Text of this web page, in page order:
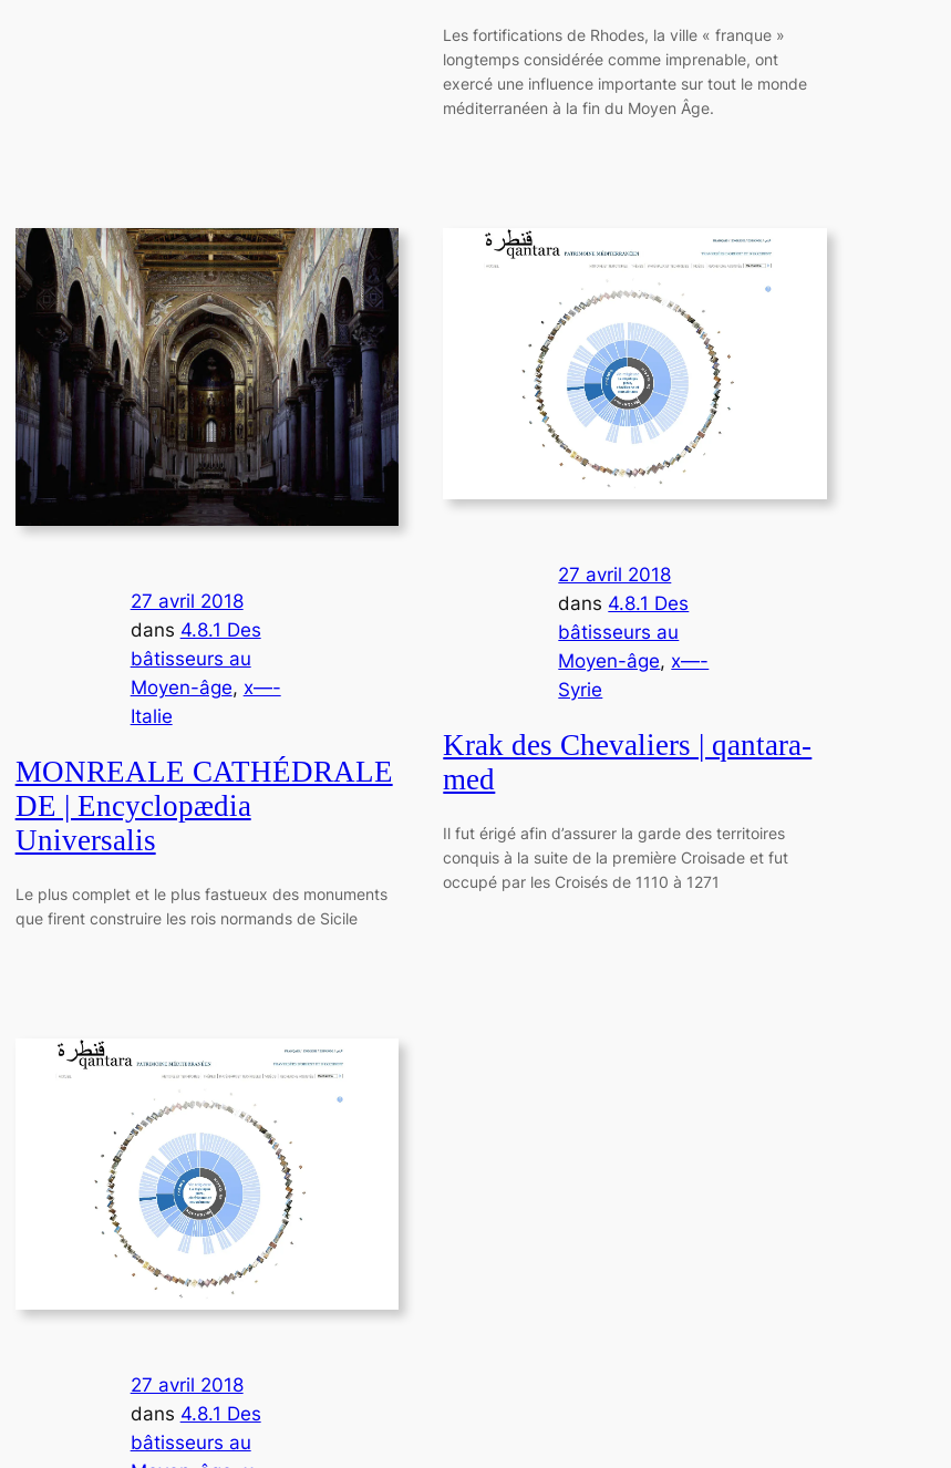
Les fortifications de Rhodes, la ville « franque »
longtemps considérée comme imprenable, ont
exercé une influence importante sur tout le monde
méditerranéen à la fin du Moyen Âge.
27 avril 2018
dans 4.8.1 Des
bâtisseurs au
Moyen-âge, x—-
Italie
MONREALE CATHÉDRALE
DE | Encyclopædia
Universalis
Le plus complet et le plus fastueux des monuments
que firent construire les rois normands de Sicile
27 avril 2018
dans 4.8.1 Des
bâtisseurs au
Moyen-âge, x—-
Syrie
Krak des Chevaliers | qantara-
med
Il fut érigé afin d’assurer la garde des territoires
conquis à la suite de la première Croisade et fut
occupé par les Croisés de 1110 à 1271
27 avril 2018
dans 4.8.1 Des
bâtisseurs au